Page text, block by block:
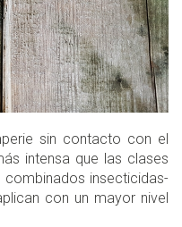
sin contacto con el
intensa que las clases
insecticidas-
con un mayor nivel